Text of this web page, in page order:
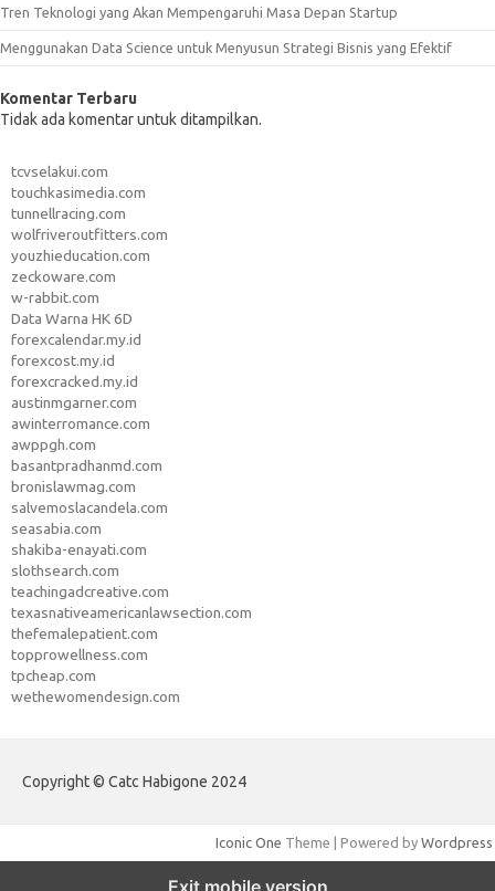
Tren Teknologi yang Akan Mempengaruhi Masa Depan Startup
Menggunakan Data Science untuk Menyusun Strategi Bisnis yang Efektif
Komentar Terbaru
Tidak ada komentar untuk ditampilkan.
tcvselakui.com
touchkasimedia.com
tunnellracing.com
wolfriveroutfitters.com
youzhieducation.com
zeckoware.com
w-rabbit.com
Data Warna HK 6D
forexcalendar.my.id
forexcost.my.id
forexcracked.my.id
austinmgarner.com
awinterromance.com
awppgh.com
basantpradhanmd.com
bronislawmag.com
salvemoslacandela.com
seasabia.com
shakiba-enayati.com
slothsearch.com
teachingadcreative.com
texasnativeamericanlawsection.com
thefemalepatient.com
topprowellness.com
tpcheap.com
wethewomendesign.com
Copyright © Catc Habigone 2024
Iconic One Theme | Powered by Wordpress
Exit mobile version